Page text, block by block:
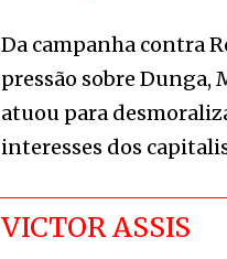
Da campanha contra
pressão sobre Dunga,
atuou para
interesses dos
VICTOR ASSIS